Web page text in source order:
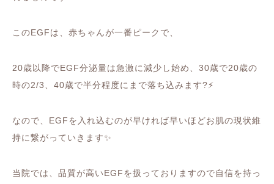
このEGFは、赤ちゃんが一番ピークで、
20歳以降でEGF分泌量は急激に減少し始め、 30歳で20歳の
時の2/3 40歳で半分程度にまで落ち込みます?⚡️
なので、 EGFを入れ込むのが早ければ早いほどお肌の現状維
持に繋がっていきます✨
当院では、品質が高いEGFを扱っておりますので自信を持っ